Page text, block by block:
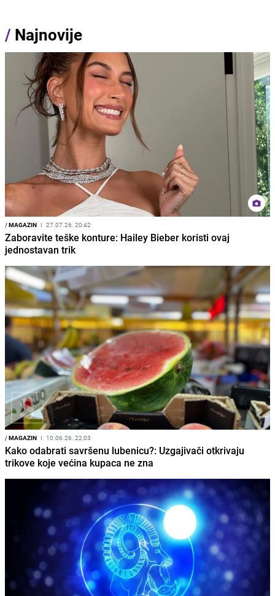
/ Najnovije
/MAGAZIN I 27.07.26. 20:42
Zaboravite teške konture: Hailey Bieber koristi ovaj
jednostavan trik
/MAGAZIN I 10.06.26. 22:03
Kako odabrati savršenu lubenicu?: Uzgajivači otkrivaju
trikove koje većina kupaca ne zna